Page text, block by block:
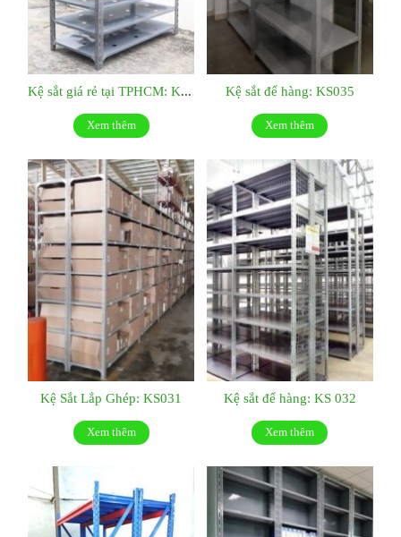
Xem thêm
Kệ sắt để hàng: KS035
Xem thêm
Kệ Sắt Lắp Ghép: KS031
Xem thêm
Kệ sắt để hàng: KS 032
Xem thêm